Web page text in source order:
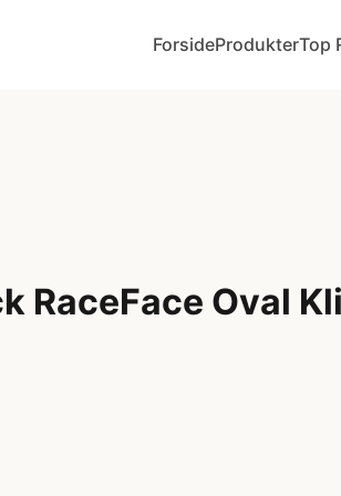
ForsideProdukterTop
RaceFace Oval